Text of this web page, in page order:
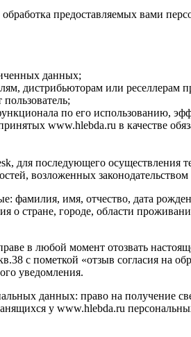
предоставляемых вами
данных;
дистрибьюторам или
по его использованию,
www.hlebda.ru в качестве
для последующего осуществления
возложенных
фамилия, имя, отчество, дата
о стране, городе, области
в любой момент отозвать
с пометкой «отзыв согласия на
уведомления.
данных: право на получение
у www.hlebda.ru